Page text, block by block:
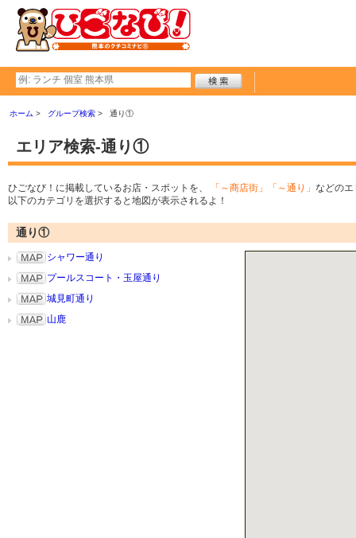
ホーム グループ検索 通り①
エリア検索-通り①
ひごなび！に掲載しているお店・スポットを、 「～商店街」「～通り」 などのエ
以下のカテゴリを選択すると地図が表示されるよ！
通り①
シャワー通り
プールスコート・玉屋通り
城見町通り
山鹿